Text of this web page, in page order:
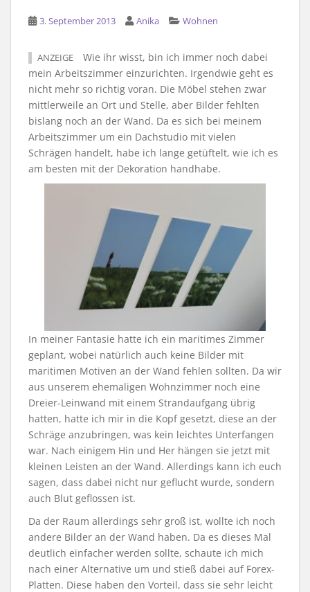
3. September 2013 Anika Wohnen
ANZEIGE
Wie ihr wisst, bin ich immer noch dabei
mein Arbeitszimmer einzurichten. Irgendwie geht es
nicht mehr so richtig voran. Die Möbel stehen zwar
mittlerweile an Ort und Stelle, aber Bilder fehlten
bislang noch an der Wand. Da es sich bei meinem
Arbeitszimmer um ein Dachstudio mit vielen
Schrägen handelt, habe ich lange getüftelt, wie ich es
am besten mit der Dekoration handhabe.
In meiner Fantasie hatte ich ein maritimes Zimmer
geplant, wobei natürlich auch keine Bilder mit
maritimen Motiven an der Wand fehlen sollten. Da wir
aus unserem ehemaligen Wohnzimmer noch eine
Dreier-Leinwand mit einem Strandaufgang übrig
hatten, hatte ich mir in die Kopf gesetzt, diese an der
Schräge anzubringen, was kein leichtes Unterfangen
war. Nach einigem Hin und Her hängen sie jetzt mit
kleinen Leisten an der Wand. Allerdings kann ich euch
sagen, dass dabei nicht nur geflucht wurde, sondern
auch Blut geflossen ist.
Da der Raum allerdings sehr groß ist, wollte ich noch
andere Bilder an der Wand haben. Da es dieses Mal
deutlich einfacher werden sollte, schaute ich mich
nach einer Alternative um und stieß dabei auf Forex-
Platten. Diese haben den Vorteil, dass sie sehr leicht